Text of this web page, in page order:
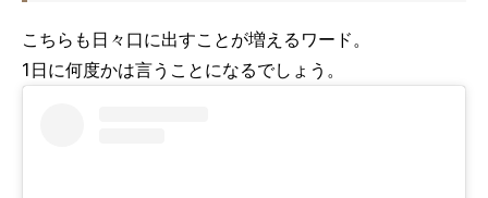
こちらも日々口に出すことが増えるワード。
1日に何度かは言うことになるでしょう。